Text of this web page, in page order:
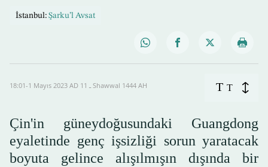
İstanbul: Şarku’l Avsat
18:01-1 Mayıs 2023 AD ـ 11 Shawwal 1444 AH T T
Çin'in güneydoğusundaki Guangdong
eyaletinde genç işsizliği sorun yaratacak
boyuta gelince alışılmışın dışında bir